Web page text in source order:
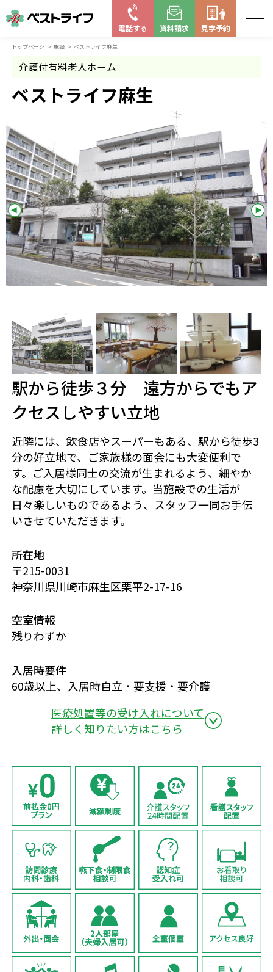
電話する 資料請求 見学予約
ベストライフの取り組み
よくある質問
トップページ 施設 ベストライフ麻生
介護付有料老人ホーム
ベストライフ麻生
駅から徒歩３分 遠方からでもア
クセスしやすい立地
近隣には、飲食店やスーパーもある、駅から徒歩3
分の好立地で、ご家族様の面会にも大変便利で
す。ご入居様同士の交流が生まれるよう、細やか
な配慮を大切にしています。当施設での生活が
日々楽しいものであるよう、スタッフ一同お手伝
いさせていただきます。
所在地
〒215-0031
神奈川県川崎市麻生区栗平2-17-16
空室情報
残りわずか
入居時要件
60歳以上、入居時自立・要支援・要介護
医療処置等の受け入れについて
詳しく知りたい方はこちら